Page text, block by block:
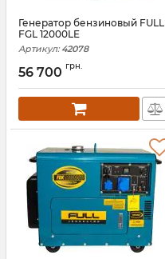
Генератор бензиновый FULL
FGL 12000LE
Артикул: 42078
56 700 грн.